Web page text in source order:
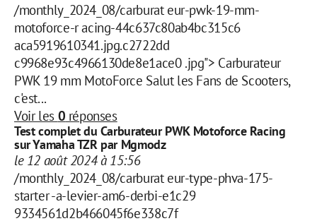
/monthly_2024_08/carburat eur-pwk-19-mm-
motoforce-r acing-44c637c80ab4bc315c6
aca5919610341.jpg.c2722dd
c9968e93c4966130de8e1ace0 .jpg"> Carburateur
PWK 19 mm MotoForce Salut les Fans de Scooters,
c'est...
Voir les 0 réponses
Test complet du Carburateur PWK Motoforce Racing
sur Yamaha TZR par Mgmodz
le 12 août 2024 à 15:56
/monthly_2024_08/carburat eur-type-phva-175-
starter -a-levier-am6-derbi-e1c29
9334561d2b466045f6e338c7f